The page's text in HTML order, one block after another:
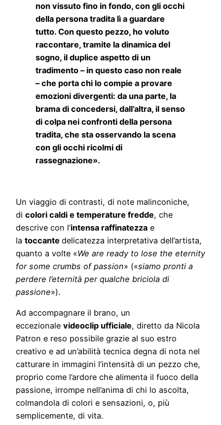
non vissuto fino in fondo, con gli occhi
della persona tradita lì a guardare
tutto. Con questo pezzo, ho voluto
raccontare, tramite la dinamica del
sogno, il duplice aspetto di un
tradimento – in questo caso non reale
– che porta chi lo compie a provare
emozioni divergenti: da una parte, la
brama di concedersi, dall’altra, il senso
di colpa nei confronti della persona
tradita, che sta osservando la scena
con gli occhi ricolmi di
rassegnazione».
Un viaggio di contrasti, di note malinconiche,
di colori caldi e temperature fredde, che
descrive con l’intensa raffinatezza e
la toccante delicatezza interpretativa dell’artista,
quanto a volte «We are ready to lose the eternity
for some crumbs of passion» («siamo pronti a
perdere l’eternità per qualche briciola di
passione»).
Ad accompagnare il brano, un
eccezionale videoclip ufficiale, diretto da Nicola
Patron e reso possibile grazie al suo estro
creativo e ad un’abilità tecnica degna di nota nel
catturare in immagini l’intensità di un pezzo che,
proprio come l’ardore che alimenta il fuoco della
passione, irrompe nell’anima di chi lo ascolta,
colmandola di colori e sensazioni, o, più
semplicemente, di vita.